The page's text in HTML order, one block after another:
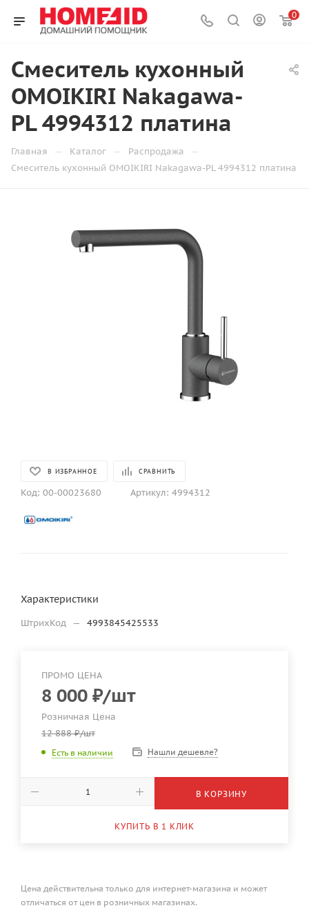
0
Смеситель кухонный
OMOIKIRI Nakagawa-
PL 4994312 платина
Главная — Каталог — Распродажа —
Смеситель кухонный OMOIKIRI Nakagawa-PL 4994312 платина
В ИЗБРАННОЕ СРАВНИТЬ
Код: 00-00023680 Артикул: 4994312
Характеристики
ШтрихКод — 4993845425533
ПРОМО ЦЕНА
8 000 ₽/шт
Розничная Цена
12 888₽/шт
Есть в наличии Нашли дешевле?
В КОРЗИНУ
КУПИТЬ В 1 КЛИК
Цена действительна только для интернет-магазина и может
отличаться от цен в розничных магазинах.